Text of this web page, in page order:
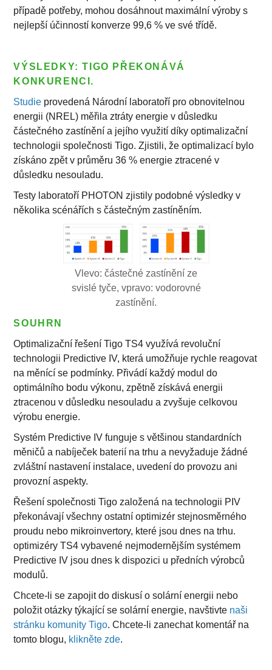
případě potřeby, mohou dosáhnout maximální výroby s
nejlepší účinností konverze 99,6 % ve své třídě.
VÝSLEDKY: TIGO PŘEKONÁVÁ
KONKURENCI.
Studie provedená Národní laboratoří pro obnovitelnou
energii (NREL) měřila ztráty energie v důsledku
částečného zastínění a jejího využití díky optimalizační
technologii společnosti Tigo. Zjistili, že optimalizací bylo
získáno zpět v průměru 36 % energie ztracené v
důsledku nesouladu.
Testy laboratoří PHOTON zjistily podobné výsledky v
několika scénářích s částečným zastíněním.
Vlevo: částečné zastínění ze
svislé tyče, vpravo: vodorovné
zastínění.
SOUHRN
Optimalizační řešení Tigo TS4 využívá revoluční
technologii Predictive IV, která umožňuje rychle reagovat
na měnící se podmínky. Přivádí každý modul do
optimálního bodu výkonu, zpětně získává energii
ztracenou v důsledku nesouladu a zvyšuje celkovou
výrobu energie.
Systém Predictive IV funguje s většinou standardních
měničů a nabíječek baterií na trhu a nevyžaduje žádné
zvláštní nastavení instalace, uvedení do provozu ani
provozní aspekty.
Řešení společnosti Tigo založená na technologii PIV
překonávají všechny ostatní optimizér stejnosměrného
proudu nebo mikroinvertory, které jsou dnes na trhu.
optimizéry TS4 vybavené nejmodernějším systémem
Predictive IV jsou dnes k dispozici u předních výrobců
modulů.
Chcete-li se zapojit do diskusí o solární energii nebo
položit otázky týkající se solární energie, navštivte naši
stránku komunity Tigo. Chcete-li zanechat komentář na
tomto blogu, klikněte zde.